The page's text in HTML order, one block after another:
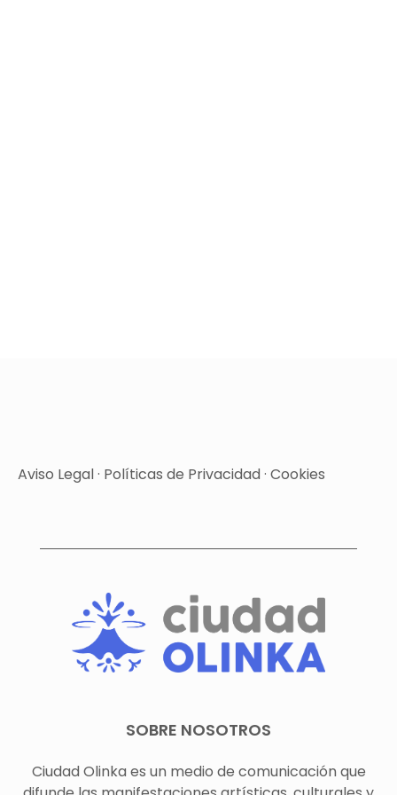
Aviso Legal· Políticas de Privacidad· Cookies
SOBRE NOSOTROS
Ciudad Olinka es un medio de comunicación que